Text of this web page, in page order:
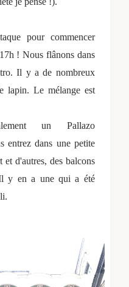
pour commencer
! Nous flânons dans
Il y a de nombreux
lapin. Le mélange est
un Pallazo
entrez dans une petite
et d'autres, des balcons
Il y en a une qui a été